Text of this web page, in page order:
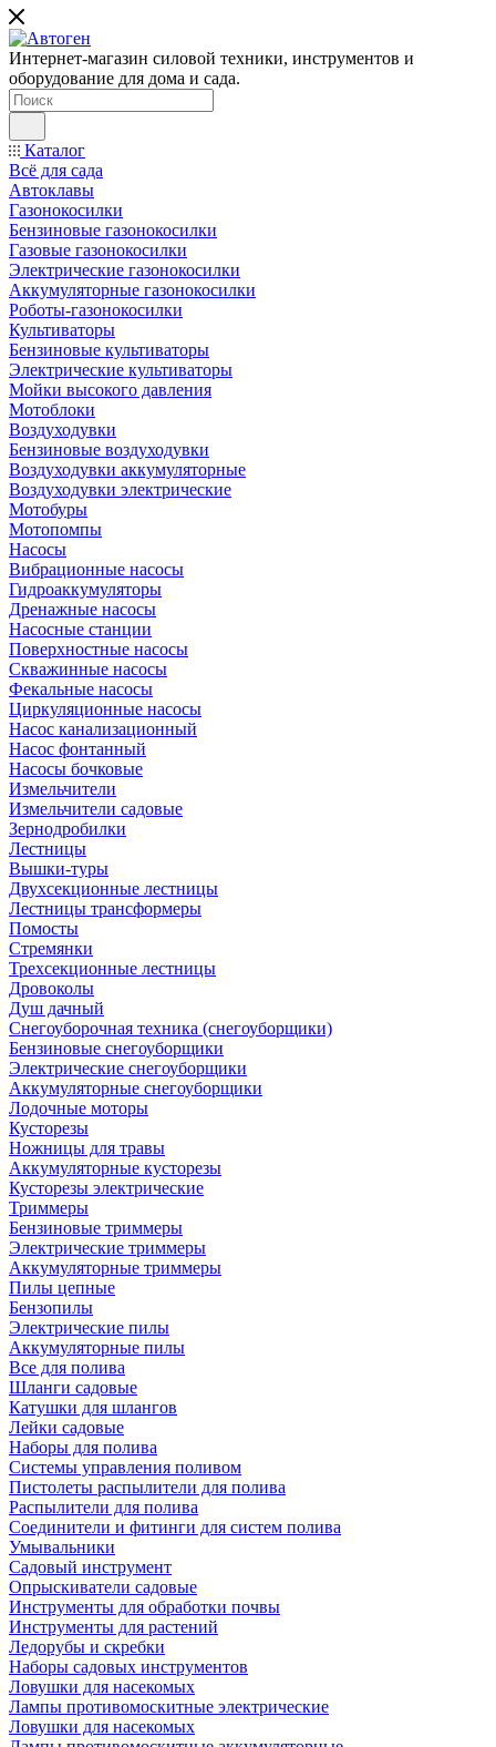
Интернет-магазин силовой техники, инструментов и
оборудование для дома и сада.
Каталог
Всё для сада
Автоклавы
Газонокосилки
Бензиновые газонокосилки
Газовые газонокосилки
Электрические газонокосилки
Аккумуляторные газонокосилки
Роботы-газонокосилки
Культиваторы
Бензиновые культиваторы
Электрические культиваторы
Мойки высокого давления
Мотоблоки
Воздуходувки
Бензиновые воздуходувки
Воздуходувки аккумуляторные
Воздуходувки электрические
Мотобуры
Мотопомпы
Насосы
Вибрационные насосы
Гидроаккумуляторы
Дренажные насосы
Насосные станции
Поверхностные насосы
Скважинные насосы
Фекальные насосы
Циркуляционные насосы
Насос канализационный
Насос фонтанный
Насосы бочковые
Измельчители
Измельчители садовые
Зернодробилки
Лестницы
Вышки-туры
Двухсекционные лестницы
Лестницы трансформеры
Помосты
Стремянки
Трехсекционные лестницы
Дровоколы
Душ дачный
Снегоуборочная техника (снегоуборщики)
Бензиновые снегоуборщики
Электрические снегоуборщики
Аккумуляторные снегоуборщики
Лодочные моторы
Кусторезы
Ножницы для травы
Аккумуляторные кусторезы
Кусторезы электрические
Триммеры
Бензиновые триммеры
Электрические триммеры
Аккумуляторные триммеры
Пилы цепные
Бензопилы
Электрические пилы
Аккумуляторные пилы
Все для полива
Шланги садовые
Катушки для шлангов
Лейки садовые
Наборы для полива
Системы управления поливом
Пистолеты распылители для полива
Распылители для полива
Соединители и фитинги для систем полива
Умывальники
Садовый инструмент
Опрыскиватели садовые
Инструменты для обработки почвы
Инструменты для растений
Ледорубы и скребки
Наборы садовых инструментов
Ловушки для насекомых
Лампы противомоскитные электрические
Ловушки для насекомых